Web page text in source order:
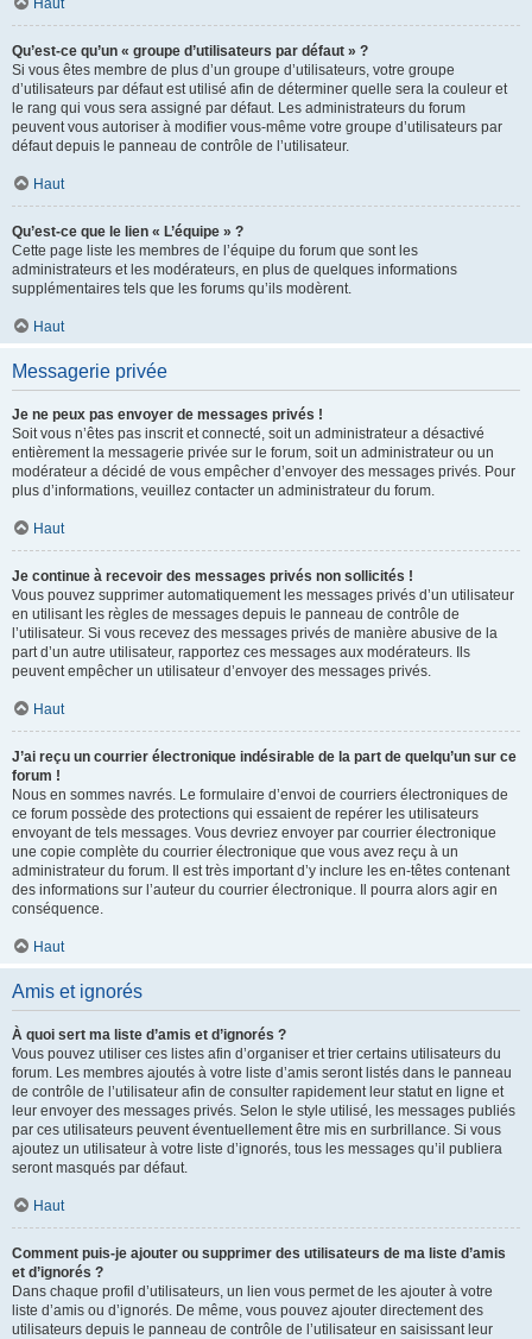
Haut
Qu’est-ce qu’un « groupe d’utilisateurs par défaut » ?
Si vous êtes membre de plus d’un groupe d’utilisateurs, votre groupe
d’utilisateurs par défaut est utilisé afin de déterminer quelle sera la couleur et
le rang qui vous sera assigné par défaut. Les administrateurs du forum
peuvent vous autoriser à modifier vous-même votre groupe d’utilisateurs par
défaut depuis le panneau de contrôle de l’utilisateur.
Haut
Qu’est-ce que le lien « L’équipe » ?
Cette page liste les membres de l’équipe du forum que sont les
administrateurs et les modérateurs, en plus de quelques informations
supplémentaires tels que les forums qu’ils modèrent.
Haut
Messagerie privée
Je ne peux pas envoyer de messages privés !
Soit vous n’êtes pas inscrit et connecté, soit un administrateur a désactivé
entièrement la messagerie privée sur le forum, soit un administrateur ou un
modérateur a décidé de vous empêcher d’envoyer des messages privés. Pour
plus d’informations, veuillez contacter un administrateur du forum.
Haut
Je continue à recevoir des messages privés non sollicités !
Vous pouvez supprimer automatiquement les messages privés d’un utilisateur
en utilisant les règles de messages depuis le panneau de contrôle de
l’utilisateur. Si vous recevez des messages privés de manière abusive de la
part d’un autre utilisateur, rapportez ces messages aux modérateurs. Ils
peuvent empêcher un utilisateur d’envoyer des messages privés.
Haut
J’ai reçu un courrier électronique indésirable de la part de quelqu’un sur ce
forum !
Nous en sommes navrés. Le formulaire d’envoi de courriers électroniques de
ce forum possède des protections qui essaient de repérer les utilisateurs
envoyant de tels messages. Vous devriez envoyer par courrier électronique
une copie complète du courrier électronique que vous avez reçu à un
administrateur du forum. Il est très important d’y inclure les en-têtes contenant
des informations sur l’auteur du courrier électronique. Il pourra alors agir en
conséquence.
Haut
Amis et ignorés
À quoi sert ma liste d’amis et d’ignorés ?
Vous pouvez utiliser ces listes afin d’organiser et trier certains utilisateurs du
forum. Les membres ajoutés à votre liste d’amis seront listés dans le panneau
de contrôle de l’utilisateur afin de consulter rapidement leur statut en ligne et
leur envoyer des messages privés. Selon le style utilisé, les messages publiés
par ces utilisateurs peuvent éventuellement être mis en surbrillance. Si vous
ajoutez un utilisateur à votre liste d’ignorés, tous les messages qu’il publiera
seront masqués par défaut.
Haut
Comment puis-je ajouter ou supprimer des utilisateurs de ma liste d’amis
et d’ignorés ?
Dans chaque profil d’utilisateurs, un lien vous permet de les ajouter à votre
liste d’amis ou d’ignorés. De même, vous pouvez ajouter directement des
utilisateurs depuis le panneau de contrôle de l’utilisateur en saisissant leur